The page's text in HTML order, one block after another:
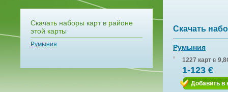
Скачать наборы карт в районе
этой карты
Румыния
Скачать
Румыния
1227 карт в
1-123 €
Добавить в